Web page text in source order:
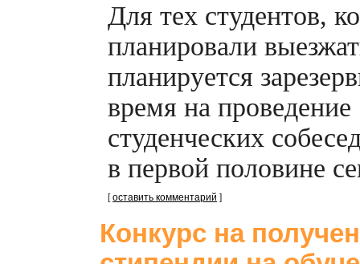
Для тех студентов,
планировали
планируется
время на проведение
студенческих
в первой половине
[оставить комментарий ]
Конкурс на